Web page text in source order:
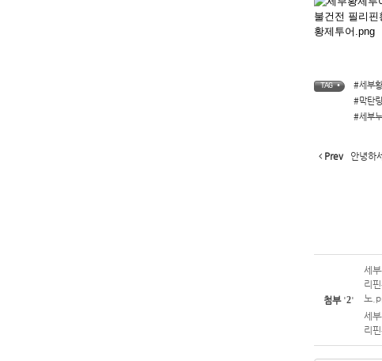
TAG • #세부
#막탄
#세부
Prev 안녕하
첨부 '2'
세
리
노
세
리